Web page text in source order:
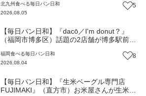
北九州食べる毎日パン日和
2026.08.05
5
【毎日パン日和】『dacō／I'm donut？』
（福岡市博多区）話題の2店舗が博多駅前に
パン】
福岡食べる毎日パン日和
2026.08.04
8
【毎日パン日和】『生米ベーグル専門店
FUJIMAKI』（直方市）お米屋さんが生米か